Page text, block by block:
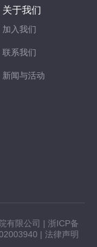
关于我们
加入我们
联系我们
新闻与活动
有限公司 | 浙ICP备
| 法律声明